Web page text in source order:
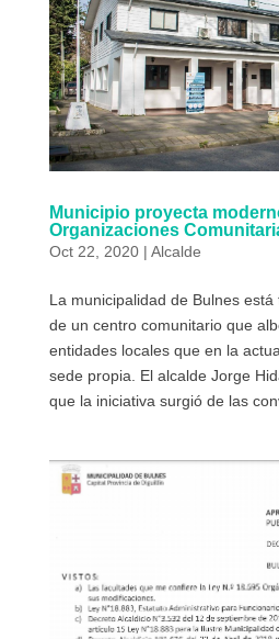
Municipio proyecta
Organizaciones
Oct 22, 2020| Alcalde
La municipalidad de Bulnes
de un centro comunitario que
entidades locales que en la
sede propia. El alcalde Jorge
que la iniciativa surgió de las